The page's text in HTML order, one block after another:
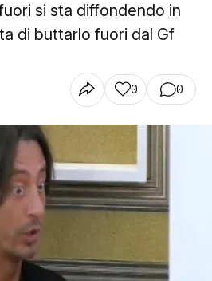
si sta diffondendo in
di buttarlo fuori dal Gf
0 0